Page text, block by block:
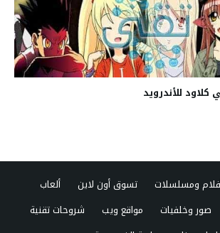
للأندرويد
ومسلسلات تسوق أون لاين
ألعاب
صور وخلفيات مواقع ويب
شروحات تقنية